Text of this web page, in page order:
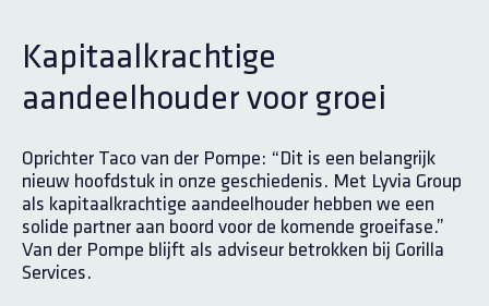
Kapitaalkrachtige
aandeelhouder voor groei
Oprichter Taco van der Pompe: “Dit is een belangrijk
nieuw hoofdstuk in onze geschiedenis. Met Lyvia Group
als kapitaalkrachtige aandeelhouder hebben we een
solide partner aan boord voor de komende groeifase.”
Van der Pompe blijft als adviseur betrokken bij Gorilla
Services.